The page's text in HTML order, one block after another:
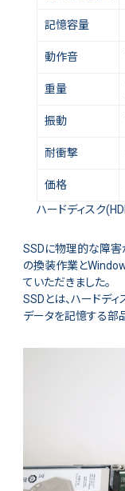
記憶容量
動作音
重量
振動
耐衝撃
価格
ハードディスク
SSDに物理的な障害
の換装作業と
ていただきました。
SSDとは、ハードデ
データを記憶する部